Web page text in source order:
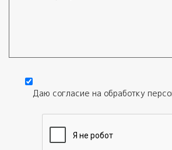
Даю согласие на обработку